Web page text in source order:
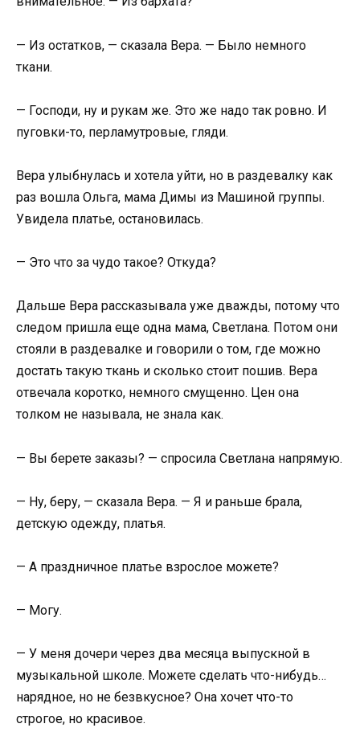
— Из остатков, — сказала Вера. — Было немного
ткани.
— Господи, ну и рукам же. Это же надо так ровно. И
пуговки-то, перламутровые, гляди.
Вера улыбнулась и хотела уйти, но в раздевалку как
раз вошла Ольга, мама Димы из Машиной группы.
Увидела платье, остановилась.
— Это что за чудо такое? Откуда?
Дальше Вера рассказывала уже дважды, потому что
следом пришла еще одна мама, Светлана. Потом они
стояли в раздевалке и говорили о том, где можно
достать такую ткань и сколько стоит пошив. Вера
отвечала коротко, немного смущенно. Цен она
толком не называла, не знала как.
— Вы берете заказы? — спросила Светлана напрямую.
— Ну, беру, — сказала Вера. — Я и раньше брала,
детскую одежду, платья.
— А праздничное платье взрослое можете?
— Могу.
— У меня дочери через два месяца выпускной в
музыкальной школе. Можете сделать что-нибудь…
нарядное, но не безвкусное? Она хочет что-то
строгое, но красивое.